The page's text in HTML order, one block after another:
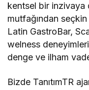
kentsel bir inzivaya
mutfağından
Latin GastroBar,
welness
denge ve ilham
Bizde TanıtımTR